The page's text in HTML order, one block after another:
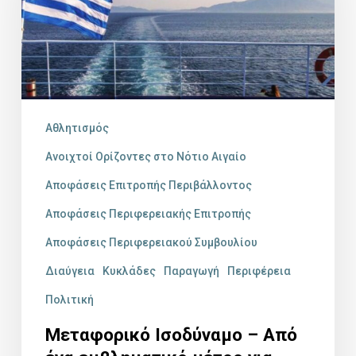
Από
ένα
εμβληματικό
μέτρο
σύντομο
ανέκδοτο
αυτούς
Αθλητισμός
Ανοιχτοί Ορίζοντες στο Νότιο Αιγαίο
Αποφάσεις Επιτροπής Περιβάλλοντος
Αποφάσεις Περιφερειακής Επιτροπής
Αποφάσεις Περιφερειακού Συμβουλίου
Διαύγεια Κυκλάδες Παραγωγή Περιφέρεια
Πολιτική
Μεταφορικό Ισοδύναμο – Από